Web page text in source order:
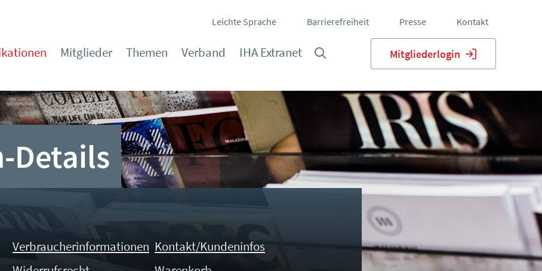
Leichte Sprache Barrierefreiheit Presse Kontakt
Mitglieder Themen Verband IHA Extranet Mitgliederlogin
Details
Verbraucherinformationen Kontakt/Kundeninfos